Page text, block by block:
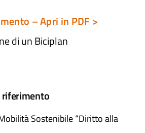
– Apri in PDF >
di un Biciplan
riferimento
Sostenibile “Diritto alla